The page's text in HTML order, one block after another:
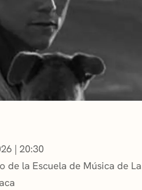
DE
| 20:30
de la Escuela de Música de